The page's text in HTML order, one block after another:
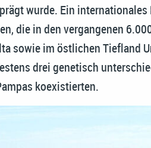
wurde. Ein
die in den vergangenen
sowie im östlichen Tiefland
drei genetisch
koexistierten.